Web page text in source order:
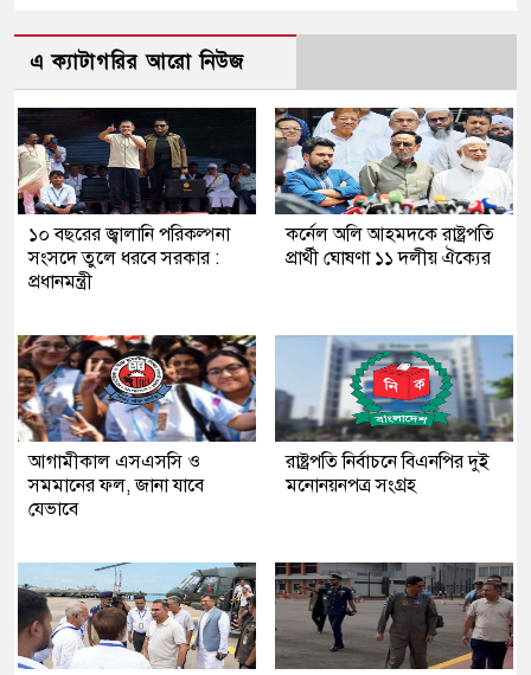
এ ক্যাটাগরির আরো নিউজ
১০ বছরের জ্বালানি পরিকল্পনা
সংসদে তুলে ধরবে সরকার :
প্রধানমন্ত্রী
কর্নেল অলি আহমদকে রাষ্ট্রপতি
প্রার্থী ঘোষণা ১১ দলীয় ঐক্যের
আগামীকাল এসএসসি ও
সমমানের ফল, জানা যাবে
যেভাবে
রাষ্ট্রপতি নির্বাচনে বিএনপির দুই
মনোনয়নপত্র সংগ্রহ